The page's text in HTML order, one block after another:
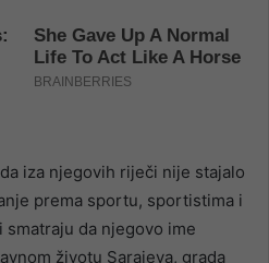
iza njegovih riječi nije stajalo
prema sportu, sportistima i
da njegovo ime
životu Sarajeva, grada